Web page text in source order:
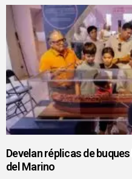
Develan réplicas de
del Marino